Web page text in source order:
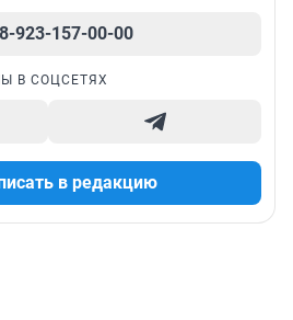
8-923-157-00-00
В СОЦСЕТЯХ
в редакцию